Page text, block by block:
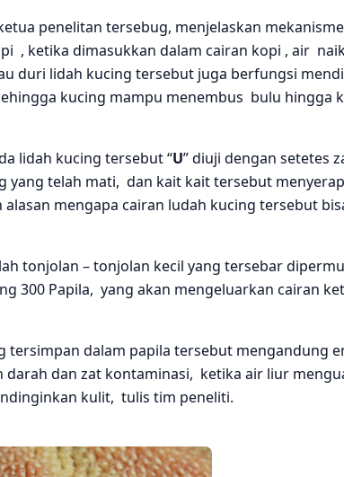
penelitan tersebug, menjelaskan
, ketika dimasukkan dalam cairan kopi , air
duri lidah kucing tersebut juga berfungsi
kucing mampu menembus bulu hingga
lidah kucing tersebut “U” diuji dengan setetes
yang telah mati, dan kait kait tersebut
alasan mengapa cairan ludah kucing tersebut
tonjolan – tonjolan kecil yang tersebar
300 Papila, yang akan mengeluarkan cairan
tersimpan dalam papila tersebut mengandung
darah dan zat kontaminasi, ketika air liur
kulit, tulis tim peneliti.